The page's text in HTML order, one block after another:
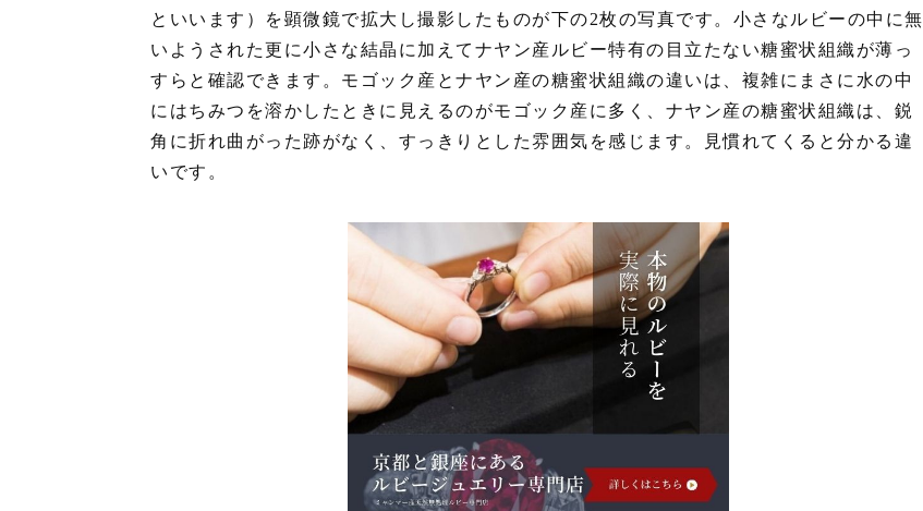
といいます）を顕微鏡で拡大し撮影したものが下の2枚の写真です。小さなルビーの中に無
いようされた更に小さな結晶に加えてナヤン産ルビー特有の目立たない糖蜜状組織が薄っ
すらと確認できます。モゴック産とナヤン産の糖蜜状組織の違いは、複雑にまさに水の中
にはちみつを溶かしたときに見えるのがモゴック産に多く、ナヤン産の糖蜜状組織は、鋭
角に折れ曲がった跡がなく、すっきりとした雰囲気を感じます。見慣れてくると分かる違
いです。